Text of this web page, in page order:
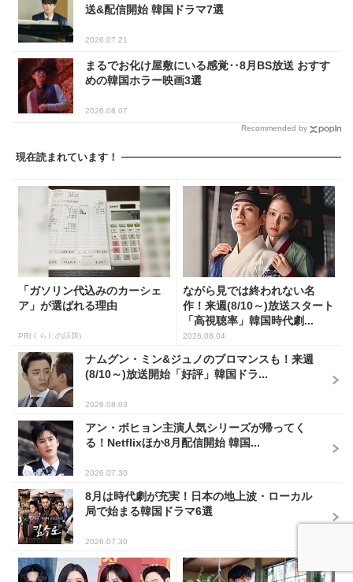
送&配信開始 韓国ドラマ7選
2026.07.21
まるでお化け屋敷にいる感覚‥8月BS放送 おすす
めの韓国ホラー映画3選
2026.08.07
Recommended by
現在読まれています！
「ガソリン代込みのカーシェ
ア」が選ばれる理由
PR(くらしの話題)
ながら見では終われない名
作！来週(8/10～)放送スタート
「高視聴率」韓国時代劇...
2026.08.04
ナムグン・ミン&ジュノのブロマンスも！来週
(8/10～)放送開始「好評」韓国ドラ...
2026.08.03
アン・ボヒョン主演人気シリーズが帰ってく
る！Netflixほか8月配信開始 韓国...
2026.07.30
8月は時代劇が充実！日本の地上波・ローカル
局で始まる韓国ドラマ6選
2026.07.30